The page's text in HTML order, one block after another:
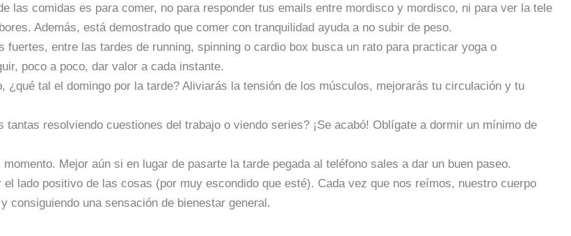
las comidas es para comer, no para responder tus emails entre mordisco y mordisco, ni para ver la tele
Además, está demostrado que comer con tranquilidad ayuda a no subir de peso.
fuertes, entre las tardes de running, spinning o cardio box busca un rato para practicar yoga o
poco a poco, dar valor a cada instante.
¿qué tal el domingo por la tarde? Aliviarás la tensión de los músculos, mejorarás tu circulación y tu
tantas resolviendo cuestiones del trabajo o viendo series? ¡Se acabó! Oblígate a dormir un mínimo de
Mejor aún si en lugar de pasarte la tarde pegada al teléfono sales a dar un buen paseo.
lado positivo de las cosas (por muy escondido que esté). Cada vez que nos reímos, nuestro cuerpo
consiguiendo una sensación de bienestar general.